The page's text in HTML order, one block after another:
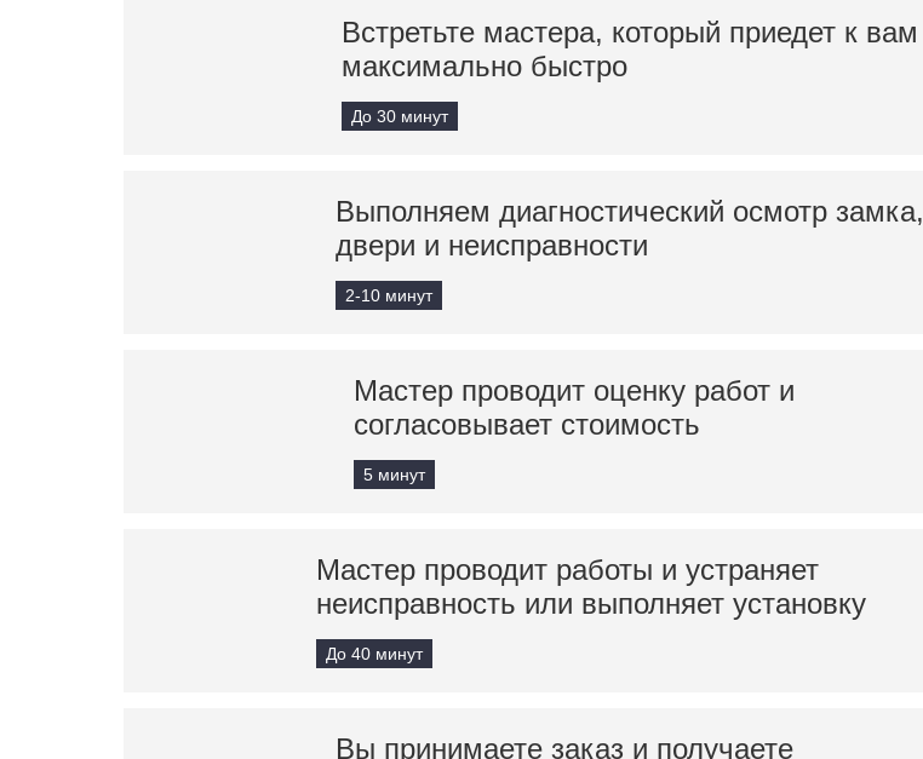
Встретьте мастера, который приедет к вам
максимально быстро
До 30 минут
Выполняем диагностический осмотр замка,
двери и неисправности
2-10 минут
Мастер проводит оценку работ и
согласовывает стоимость
5 минут
Мастер проводит работы и устраняет
неисправность или выполняет установку
До 40 минут
Вы принимаете заказ и получаете